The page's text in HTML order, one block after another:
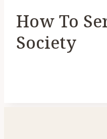
How To
Society